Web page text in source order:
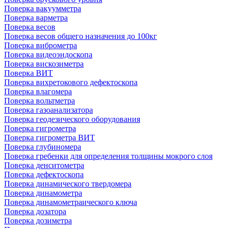
Поверка вакуумметра
Поверка варметра
Поверка весов
Поверка весов общего назначения до 100кг
Поверка виброметра
Поверка видеоэндоскопа
Поверка вискозиметра
Поверка ВИТ
Поверка вихретокового дефектоскопа
Поверка влагомера
Поверка вольтметра
Поверка газоанализатора
Поверка геодезического оборудования
Поверка гигрометра
Поверка гигрометра ВИТ
Поверка глубиномера
Поверка гребенки для определения толщины мокрого слоя
Поверка денситометра
Поверка дефектоскопа
Поверка динамического твердомера
Поверка динамометра
Поверка динамометраического ключа
Поверка дозатора
Поверка дозиметра